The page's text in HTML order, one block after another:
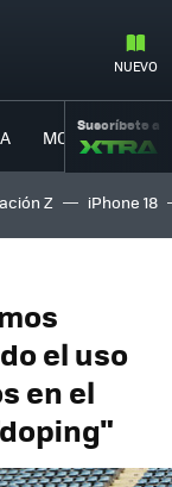
NUEVO
MOVILIDAD
Suscríbete a
Z iPhone 18
el uso
en el